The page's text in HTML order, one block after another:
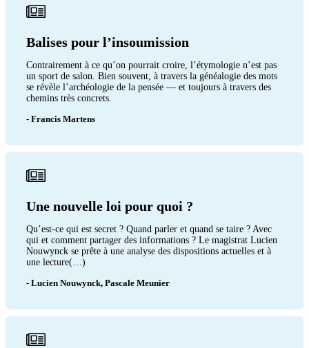
Balises pour l’insoumission
Contrairement à ce qu’on pourrait croire, l’étymologie n’est pas
un sport de salon. Bien souvent, à travers la généalogie des mots
se révèle l’archéologie de la pensée — et toujours à travers des
chemins très concrets.
- Francis Martens
Une nouvelle loi pour quoi ?
Qu’est-ce qui est secret ? Quand parler et quand se taire ? Avec
qui et comment partager des informations ? Le magistrat Lucien
Nouwynck se prête à une analyse des dispositions actuelles et à
une lecture(…)
- Lucien Nouwynck, Pascale Meunier